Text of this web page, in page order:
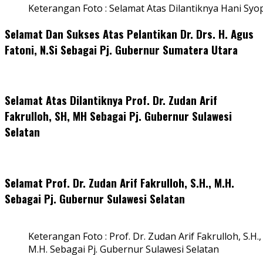
Keterangan Foto : Selamat Atas Dilantiknya Hani
Selamat Dan Sukses Atas Pelantikan Dr. Drs. H. Agus
Fatoni, N.Si Sebagai Pj. Gubernur Sumatera Utara
Selamat Atas Dilantiknya Prof. Dr. Zudan Arif
Fakrulloh, SH, MH Sebagai Pj. Gubernur Sulawesi
Selatan
Selamat Prof. Dr. Zudan Arif Fakrulloh, S.H., M.H.
Sebagai Pj. Gubernur Sulawesi Selatan
Keterangan Foto : Prof. Dr. Zudan Arif Fakrulloh, S.H.,
M.H. Sebagai Pj. Gubernur Sulawesi Selatan